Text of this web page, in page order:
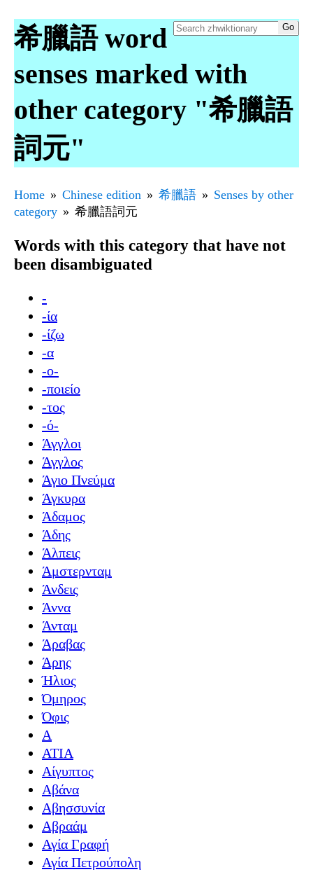
希臘語 word
senses marked with
other category "希臘語
詞元"
Home Chinese edition 希臘語
Senses by other
category
希臘語詞元
Words with this category that have not
been disambiguated
-
-ία
-ίζω
-α
-ο-
-ποιείο
-τος
-ό-
Άγγλοι
Άγγλος
Άγιο Πνεύμα
Άγκυρα
Άδαμος
Άδης
Άλπεις
Άμστερνταμ
Άνδεις
Άννα
Άνταμ
Άραβας
Άρης
Ήλιος
Όμηρος
Όφις
Α
ΑΤΙΑ
Αίγυπτος
Αβάνα
Αβησσυνία
Αβραάμ
Αγία Γραφή
Αγία Πετρούπολη